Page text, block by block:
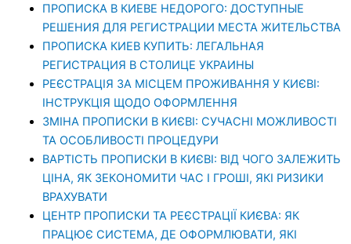
ПРОПИСКА В КИЕВЕ НЕДОРОГО: ДОСТУПНЫЕ
РЕШЕНИЯ ДЛЯ РЕГИСТРАЦИИ МЕСТА ЖИТЕЛЬСТВА
ПРОПИСКА КИЕВ КУПИТЬ: ЛЕГАЛЬНАЯ
РЕГИСТРАЦИЯ В СТОЛИЦЕ УКРАИНЫ
РЕЄСТРАЦІЯ ЗА МІСЦЕМ ПРОЖИВАННЯ У КИЄВІ:
ІНСТРУКЦІЯ ЩОДО ОФОРМЛЕННЯ
ЗМІНА ПРОПИСКИ В КИЄВІ: СУЧАСНІ МОЖЛИВОСТІ
ТА ОСОБЛИВОСТІ ПРОЦЕДУРИ
ВАРТІСТЬ ПРОПИСКИ В КИЄВІ: ВІД ЧОГО ЗАЛЕЖИТЬ
ЦІНА, ЯК ЗЕКОНОМИТИ ЧАС І ГРОШІ, ЯКІ РИЗИКИ
ВРАХУВАТИ
ЦЕНТР ПРОПИСКИ ТА РЕЄСТРАЦІЇ КИЄВА: ЯК
ПРАЦЮЄ СИСТЕМА, ДЕ ОФОРМЛЮВАТИ, ЯКІ